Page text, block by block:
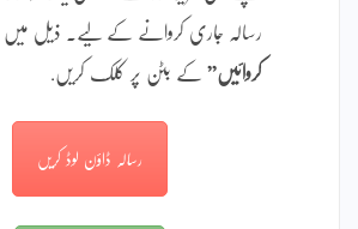
رسالہ جاری کروانے کے لیے۔ ذیل میں
کروائیں” کے بٹن پر کلک کریں.
رسالہ ڈاؤن لوڈ کریں